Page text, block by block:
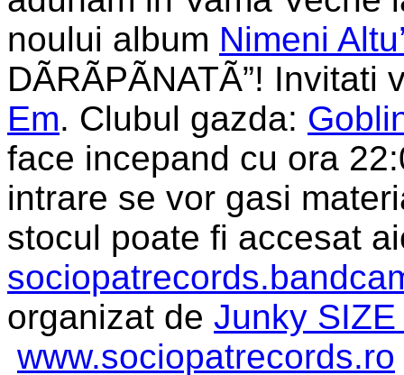
noului album Nimeni
DÃRÃPÃNATÃ”!
Em. Clubul gazda:
face incepand cu ora
intrare se vor gasi
stocul poate fi accesat
organizat de Junky
www.sociopatrecords.ro